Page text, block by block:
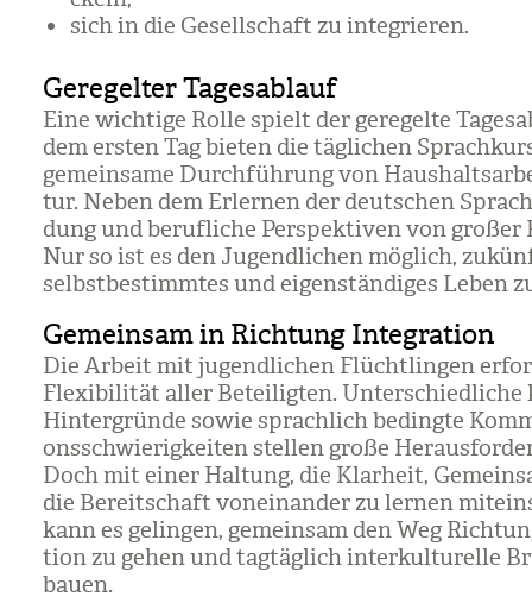
sich in die Gesell­schaft zu inte­grie­ren.
Geregelter Tagesablauf
Eine wich­tige Rolle spielt der gere­gelte
dem ers­ten Tag bie­ten die täg­li­chen
gemein­same Durch­füh­rung von
tur. Neben dem Erler­nen der deut­schen
dung und beruf­li­che Per­spek­ti­ven von gro­ßer
Nur so ist es den Jugend­li­chen mög­lich,
selbst­be­stimm­tes und eigen­stän­di­ges Leben
Gemeinsam in Richtung Integration
Die Arbeit mit jugend­li­chen Flücht­lin­gen
Fle­xi­bi­li­tät aller Betei­lig­ten.
Hin­ter­gründe sowie sprach­lich bedingte
ons­schwie­rig­kei­ten stel­len große
Doch mit einer Hal­tung, die Klar­heit,
die Bereit­schaft von­ein­an­der zu ler­nen
kann es gelin­gen, gemein­sam den Weg
tion zu gehen und tag­täg­lich inter­kul­tu­relle
bauen.